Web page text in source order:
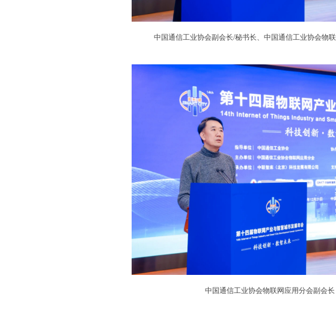
中国通信工业协会副会长/秘书长、中国通信工业协会物
中国通信工业协会物联网应用分会副会